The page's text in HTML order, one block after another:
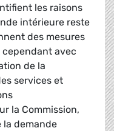
les raisons
intérieure reste
des mesures
cependant avec
de la
services et
la Commission,
la demande